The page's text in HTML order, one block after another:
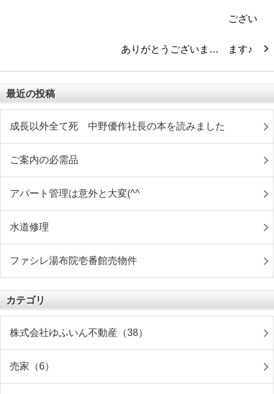
ありがとうございま…
最近の投稿
成長以外全て死 中野優作社長の本を読みました
ご案内の必需品
アパート管理は意外と大変(^^ゞ
水道修理
ファシレ湯布院壱番館売物件
カテゴリ
株式会社ゆふいん不動産（38）
売家（6）